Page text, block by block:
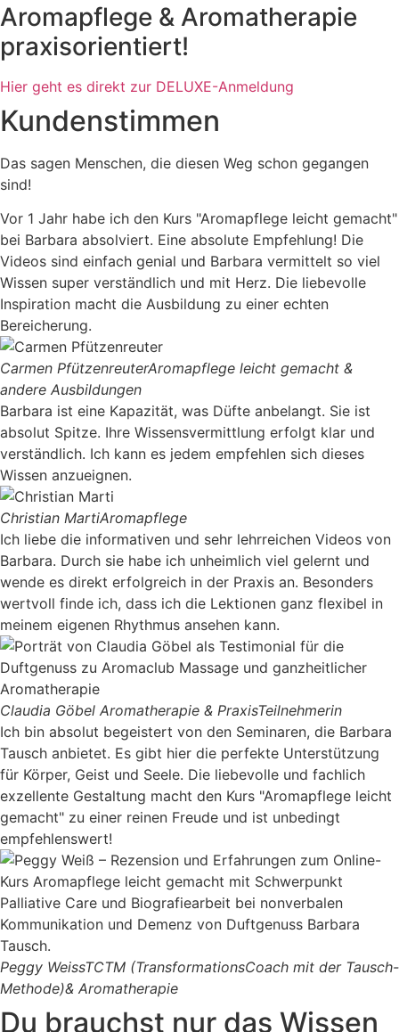
Aromapflege & Aromatherapie
praxisorientiert!
Hier geht es direkt zur DELUXE-Anmeldung
Kundenstimmen
Das sagen Menschen, die diesen Weg schon gegangen
sind!
Vor 1 Jahr habe ich den Kurs "Aromapflege leicht gemacht"
bei Barbara absolviert. Eine absolute Empfehlung! Die
Videos sind einfach genial und Barbara vermittelt so viel
Wissen super verständlich und mit Herz. Die liebevolle
Inspiration macht die Ausbildung zu einer echten
Bereicherung.
Carmen PfützenreuterAromapflege leicht gemacht &
andere Ausbildungen
Barbara ist eine Kapazität, was Düfte anbelangt. Sie ist
absolut Spitze. Ihre Wissensvermittlung erfolgt klar und
verständlich. Ich kann es jedem empfehlen sich dieses
Wissen anzueignen.
Christian MartiAromapflege
Ich liebe die informativen und sehr lehrreichen Videos von
Barbara. Durch sie habe ich unheimlich viel gelernt und
wende es direkt erfolgreich in der Praxis an. Besonders
wertvoll finde ich, dass ich die Lektionen ganz flexibel in
meinem eigenen Rhythmus ansehen kann.
Claudia Göbel Aromatherapie & PraxisTeilnehmerin
Ich bin absolut begeistert von den Seminaren, die Barbara
Tausch anbietet. Es gibt hier die perfekte Unterstützung
für Körper, Geist und Seele. Die liebevolle und fachlich
exzellente Gestaltung macht den Kurs "Aromapflege leicht
gemacht" zu einer reinen Freude und ist unbedingt
empfehlenswert!
Peggy WeissTCTM (TransformationsCoach mit der Tausch-
Methode)& Aromatherapie
Du brauchst nur das Wissen